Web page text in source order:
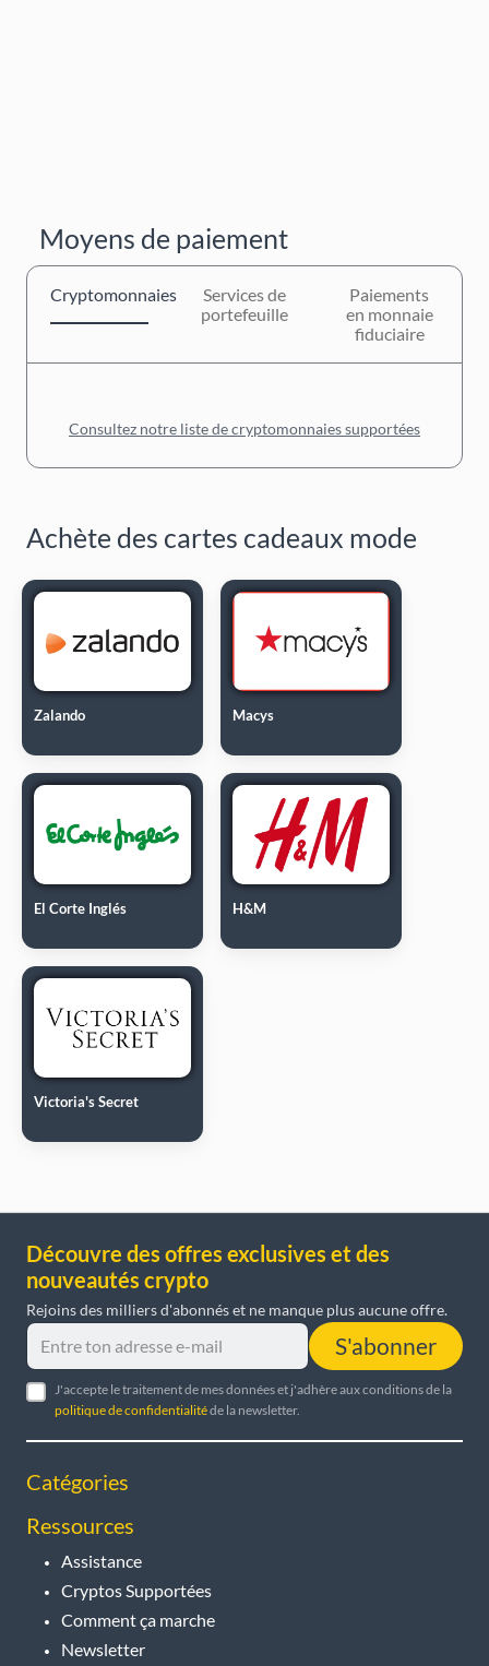
Moyens de paiement
Cryptomonnaies
Services de
portefeuille
Paiements
en monnaie
fiduciaire
Consultez notre liste de cryptomonnaies supportées
Achète des cartes cadeaux mode
Zalando Macys
El Corte Inglés H&M
Victoria's Secret
Découvre des offres exclusives et des
nouveautés crypto
Rejoins des milliers d'abonnés et ne manque plus aucune offre.
S'abonner
J'accepte le traitement de mes données et j'adhère aux conditions de la
politique de confidentialitéde la newsletter.
Catégories
Ressources
Assistance
Cryptos Supportées
Comment ça marche
Newsletter